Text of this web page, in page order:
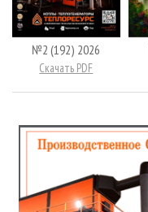
№2 (192) 2026
Скачать PDF